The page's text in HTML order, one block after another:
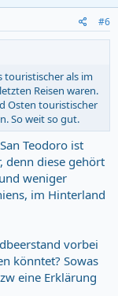
#6
touristischer als im
Reisen waren.
Osten touristischer
So weit so gut.
Teodoro ist
denn diese gehört
weniger
im Hinterland
vorbei
könntet? Sowas
eine Erklärung